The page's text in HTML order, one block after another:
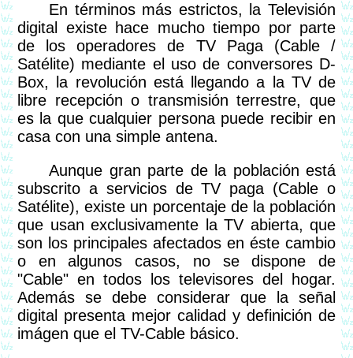
En términos más estrictos, la Televisión
digital existe hace mucho tiempo por parte
de los operadores de TV Paga (Cable /
Satélite) mediante el uso de conversores D-
Box, la revolución está llegando a la TV de
libre recepción o transmisión terrestre, que
es la que cualquier persona puede recibir en
casa con una simple antena.
Aunque gran parte de la población está
subscrito a servicios de TV paga (Cable o
Satélite), existe un porcentaje de la población
que usan exclusivamente la TV abierta, que
son los principales afectados en éste cambio
o en algunos casos, no se dispone de
"Cable" en todos los televisores del hogar.
Además se debe considerar que la señal
digital presenta mejor calidad y definición de
imágen que el TV-Cable básico.